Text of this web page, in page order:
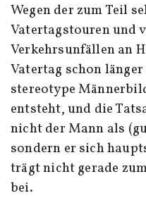
Wegen der zum Teil
Vatertagstouren und
Verkehrsunfällen an
Vatertag schon
stereotype
entsteht, und die
nicht der Mann als
sondern er sich
trägt nicht gerade
bei.